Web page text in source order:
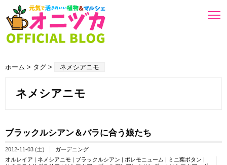
ホーム > タグ > ネメシアニモ
ネメシアニモ
ブラックルシアン＆バラに合う娘たち
2012-11-03 (土)
ガーデニング
オルレイア | ネメシアニモ | ブラックルシアン | ポレモニューム | ミニ葉ボタン |